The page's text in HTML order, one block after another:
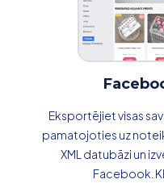
Eksportējiet visas
pamatojoties uz
XML datubāzi un
Facebook.